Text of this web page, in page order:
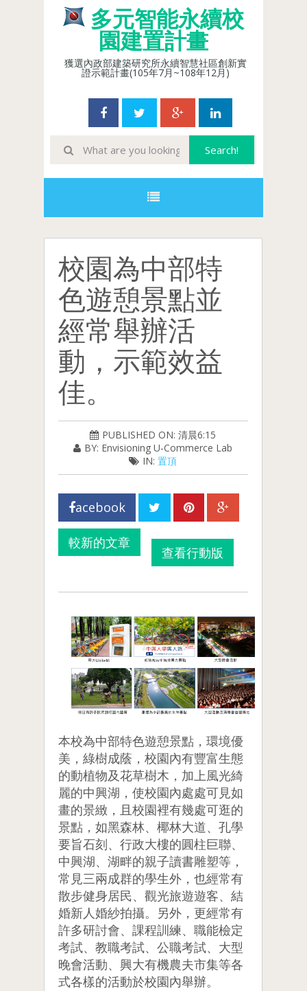
多元智能永續校
園建置計畫
獲選內政部建築研究所永續智慧社區創新實
證示範計畫(105年7月~108年12月)
校園為中部特
色遊憩景點並
經常舉辦活
動，示範效益
佳。
PUBLISHED ON: 清晨6:15
BY: Envisioning U-Commerce Lab
IN:置頂
acebook
較新的文章
查看行動版
本校為中部特色遊憩景點，環境優
美，綠樹成蔭，校園內有豐富生態
的動植物及花草樹木，加上風光綺
麗的中興湖，使校園內處處可見如
畫的景緻，且校園裡有幾處可逛的
景點，如黑森林、椰林大道、孔學
要旨石刻、行政大樓的圓柱巨聯、
中興湖、湖畔的親子讀書雕塑等，
常見三兩成群的學生外，也經常有
散步健身居民、觀光旅遊遊客、結
婚新人婚紗拍攝。另外，更經常有
許多研討會、課程訓練、職能檢定
考試、教職考試、公職考試、大型
晚會活動、興大有機農夫市集等各
式各樣的活動於校園內舉辦。